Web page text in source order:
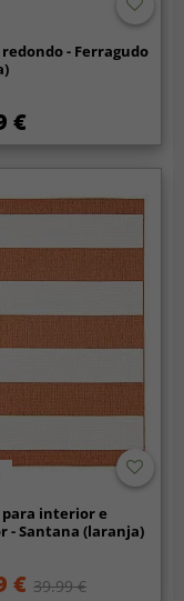
- Ferragudo
€
interior e
- Santana (laranja)
€ 39.99 €